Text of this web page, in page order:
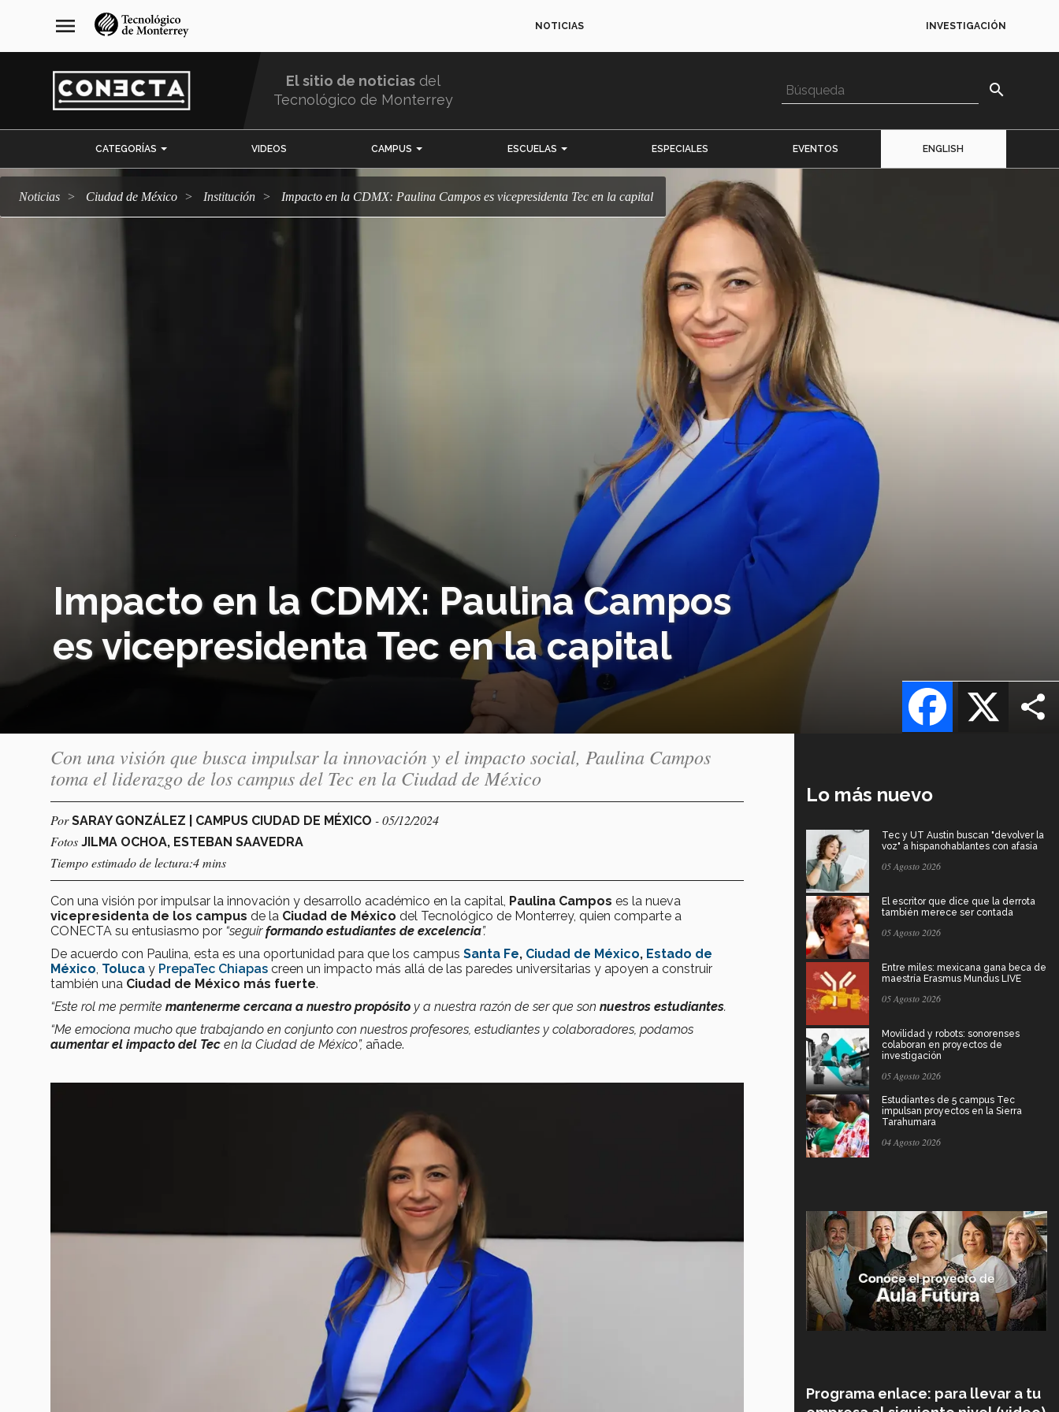
navegación
principal
menu NOTICIAS INVESTIGACIÓN
El sitio de noticias del
Tecnológico de Monterrey
search
CATEGORÍAS VIDEOS CAMPUS ESCUELAS ESPECIALES EVENTOS ENGLISH
Noticias Ciudad de México Institución Impacto en la CDMX: Paulina Campos es vicepresidenta Tec en la capital
Impacto en la CDMX: Paulina Campos
es vicepresidenta Tec en la capital
X
Facebook
Con una visión que busca impulsar la innovación y el impacto social, Paulina Campos
toma el liderazgo de los campus del Tec en la Ciudad de México
PorSARAY GONZÁLEZ | CAMPUS CIUDAD DE MÉXICO - 05/12/2024
Fotos JILMA OCHOA, ESTEBAN SAAVEDRA
Tiempo estimado de lectura:4 mins
Con una visión por impulsar la innovación y desarrollo académico en la capital, Paulina Campos es la nueva
vicepresidenta de los campus de la Ciudad de México del Tecnológico de Monterrey, quien comparte a
CONECTA su entusiasmo por “seguirformando estudiantes de excelencia”.
De acuerdo con Paulina, esta es una oportunidad para que los campus Santa Fe, Ciudad de México, Estado de
México Toluca y PrepaTec Chiapas creen un impacto más allá de las paredes universitarias y apoyen a construir
también una Ciudad de México más fuerte.
“Este rol me permite mantenerme cercana a nuestro propósito y a nuestra razón de ser que son nuestros estudiantes.
“Me emociona mucho que trabajando en conjunto con nuestros profesores, estudiantes y colaboradores, podamos
aumentar el impacto del Tec en la Ciudad de México”, añade.
Lo más nuevo
Tec y UT Austin buscan "devolver la
voz" a hispanohablantes con afasia
05 Agosto 2026
El escritor que dice que la derrota
también merece ser contada
05 Agosto 2026
Entre miles: mexicana gana beca de
maestría Erasmus Mundus LIVE
05 Agosto 2026
Movilidad y robots: sonorenses
colaboran en proyectos de
investigación
05 Agosto 2026
Estudiantes de 5 campus Tec
impulsan proyectos en la Sierra
Tarahumara
04 Agosto 2026
Programa enlace: para llevar a tu